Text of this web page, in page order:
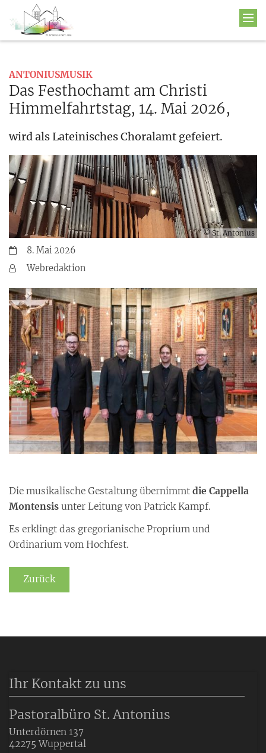
ANTONIUSMUSIK:
Das Festhochamt am Christi
Himmelfahrtstag, 14. Mai 2026,
wird als Lateinisches Choralamt gefeiert.
© St. Antonius
Datum:8. Mai 2026
Von:Webredaktion
Die musikalische Gestaltung übernimmt die Cappella
Montensis unter Leitung von Patrick Kampf.
Es erklingt das gregorianische Proprium und
Ordinarium vom Hochfest.
Zurück
Ihr Kontakt zu uns
Pastoralbüro St. Antonius
Unterdörnen 137
42275 Wuppertal